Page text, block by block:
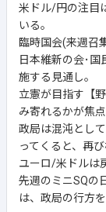
米ドル/円の注目
いる。
臨時国会(来週召
日本維新の会･
施する見通し。
立憲が目指す【
み寄れるかが焦点
政局は混沌とし
ってくると、再
ユーロ/米ドルは
先週のミニSQの
は、政局の行方